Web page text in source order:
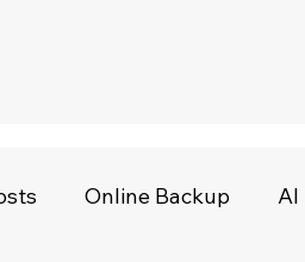
Online Backup AI